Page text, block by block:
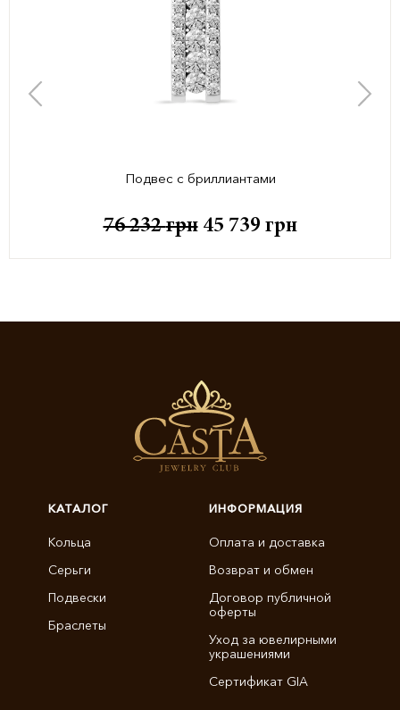
Подвес с бриллиантами
76 232грн 45 739 грн
КАТАЛОГ
Кольца
Серьги
Подвески
Браслеты
ИНФОРМАЦИЯ
Оплата и доставка
Возврат и обмен
Договор публичной
оферты
Уход за ювелирными
украшениями
Сертификат GIA